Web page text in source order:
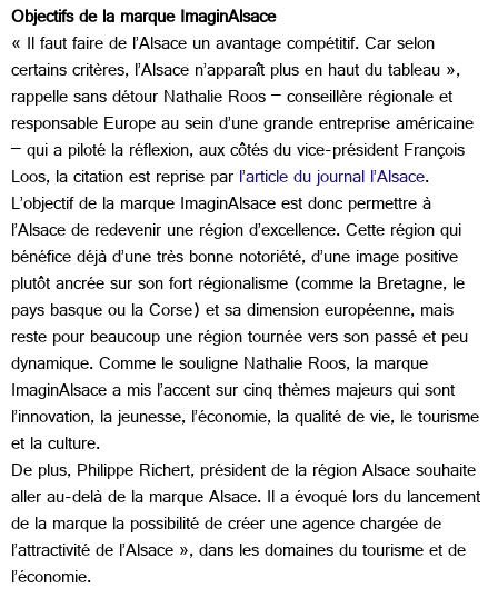
Objectifs de la marque ImaginAlsace
« Il faut faire de l’Alsace un avantage compétitif. Car selon
certains critères, l’Alsace n’apparaît plus en haut du tableau »,
rappelle sans détour Nathalie Roos – conseillère régionale et
responsable Europe au sein d’une grande entreprise américaine
– qui a piloté la réflexion, aux côtés du vice-président François
Loos, la citation est reprise parl’article du journal l’Alsace.
L’objectif de la marque ImaginAlsace est donc permettre à
l’Alsace de redevenir une région d’excellence. Cette région qui
bénéfice déjà d’une très bonne notoriété, d’une image positive
plutôt ancrée sur son fort régionalisme (comme la Bretagne, le
pays basque ou la Corse) et sa dimension européenne, mais
reste pour beaucoup une région tournée vers son passé et peu
dynamique. Comme le souligne Nathalie Roos, la marque
ImaginAlsace a mis l’accent sur cinq thèmes majeurs qui sont
l’innovation, la jeunesse, l’économie, la qualité de vie, le tourisme
et la culture.
De plus, Philippe Richert, président de la région Alsace souhaite
aller au-delà de la marque Alsace. Il a évoqué lors du lancement
de la marque la possibilité de créer une agence chargée de
l’attractivité de l’Alsace », dans les domaines du tourisme et de
l’économie.